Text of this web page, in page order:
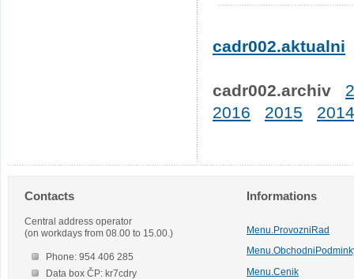
cadr002.aktualni
cadr002.archiv
2016
2015 2014
Contacts
Central address operator
(on workdays from 08.00 to 15.00.)
Phone: 954 406 285
Data box ČP: kr7cdry
Informations
Menu.ProvozniRad
Menu.Cenik